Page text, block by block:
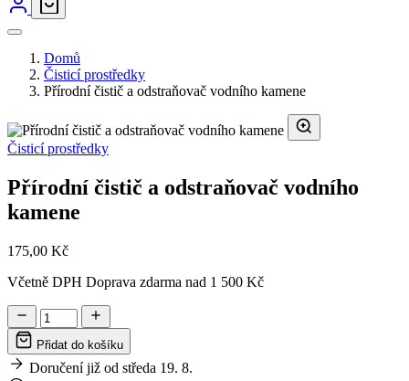
Domů
Čisticí prostředky
Přírodní čistič a odstraňovač vodního kamene
Čisticí prostředky
Přírodní čistič a odstraňovač vodního
kamene
175,00 Kč
Včetně DPH Doprava zdarma nad 1 500 Kč
Přidat do košíku
Doručení již od středa 19. 8.